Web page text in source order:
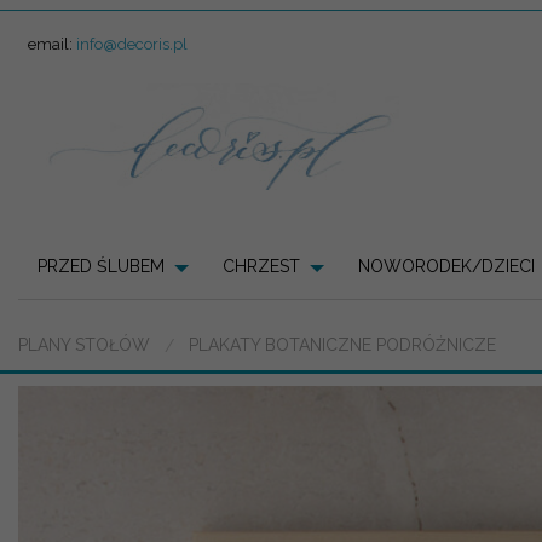
email: info@decoris.pl
PRZED ŚLUBEM CHRZEST NOWORODEK/DZIECI
PLANY STOŁÓW PLAKATY BOTANICZNE PODRÓŻNICZE